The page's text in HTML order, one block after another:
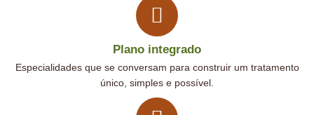
Plano integrado
Especialidades que se conversam para construir um tratamento
único, simples e possível.